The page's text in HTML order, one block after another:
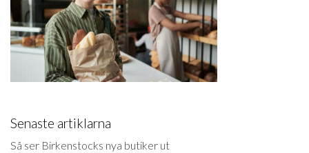
Senaste artiklarna
Så ser Birkenstocks nya butiker ut